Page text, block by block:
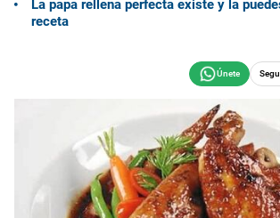
La papa rellena perfecta existe y la
receta